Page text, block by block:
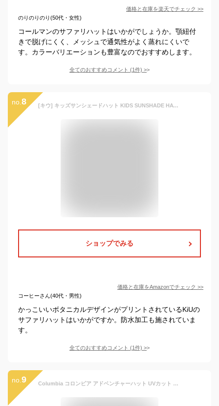
価格と在庫を楽天でチェック >>
のりのりのり(50代・女性)
コールマンのサファリハットはいかがでしょうか。顎紐付
きで脱げにくく、メッシュで通気性がよく蒸れにくいで
す。カラーバリエーションも豊富なのでおすすめします。
全てのおすすめコメント (1件) >
no. 8 [キウ] キッズサンシェードハット KIDS SUNSHADE HAT 防水 撥水 UVカット 晴雨兼用 帽子 子供 子ども ハット あご紐 保冷剤ポケット 日焼け防止 熱中症対策 アウトドア かわいい おしゃれ サファリアニマル K432-517
ショップでみる
価格と在庫をAmazonでチェック >>
コーヒーさん(40代・男性)
かっこいいボタニカルデザインがプリントされているKiUの
サファリハットはいかがですか。防水加工も施されていま
す。
全てのおすすめコメント (1件) >
no. 9 Columbia コロンビア アドベンチャーハット UVカット 帽子 Youth キッズ 子供用【ゆうパケット送料無料C】【2-A10Z】